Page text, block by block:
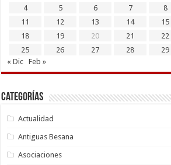
4
5 6 7 8
11
12 13 14 15
18
19 20 21 22
25
26 27 28 29
« Dic
Feb »
Categorías
Actualidad
Antiguas Besana
Asociaciones